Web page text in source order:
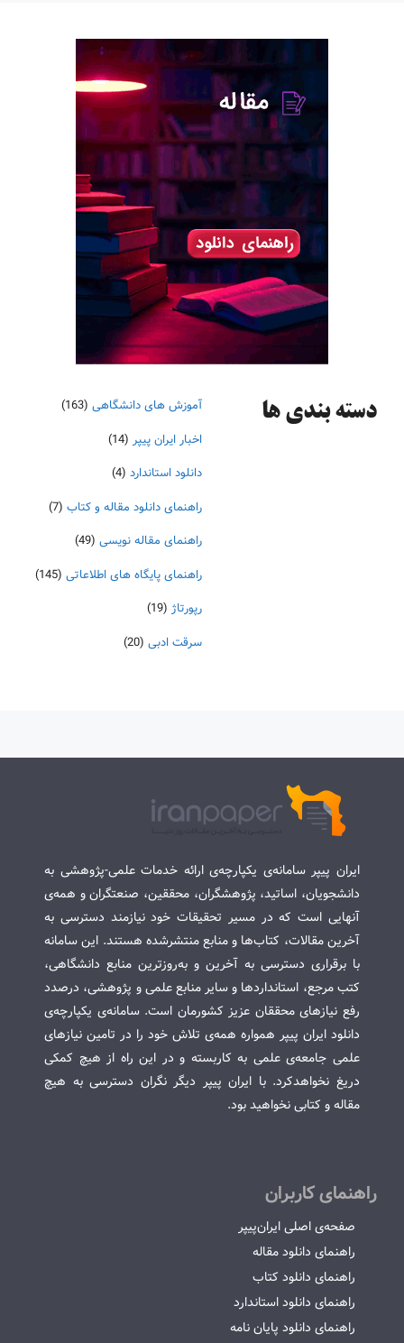
دسته‌ بندی ها آموزش های دانشگاهی (163)
اخبار ایران پیپر (14)
دانلود استاندارد (4)
راهنمای دانلود مقاله و کتاب (7)
راهنمای مقاله نویسی (49)
راهنمای پایگاه های اطلاعاتی (145)
رپورتاژ (19)
سرقت ادبی (20)
ایران پیپر سامانه‌ی یکپارچه‌ی ارائه خدمات علمی-پژوهشی به
دانشجویان، اساتید، پژوهشگران، محققین، صنعتگران و همه‌ی
آنهایی است که در مسیر تحقیقات خود نیازمند دسترسی به
آخرین مقالات، کتاب‌ها و منابع منتشرشده هستند. این سامانه
با برقراری دسترسی به آخرین و به‌روزترین منابع دانشگاهی،
کتب مرجع، استانداردها و سایر منابع علمی و پژوهشی، درصدد
رفع نیازهای محققان عزیز کشورمان است. سامانه‌ی یکپارچه‌ی
دانلود ایران پیپر همواره همه‌ی تلاش خود را در تامین نیازهای
علمی جامعه‌ی علمی به کاربسته و در این راه از هیچ کمکی
دریغ نخواهدکرد. با ایران پیپر دیگر نگران دسترسی به هیچ
مقاله و کتابی نخواهید بود.
راهنمای کاربران
صفحه‌ی اصلی ایران‌پیپر
راهنمای دانلود مقاله
راهنمای دانلود کتاب
راهنمای دانلود استاندارد
راهنمای دانلود پایان نامه